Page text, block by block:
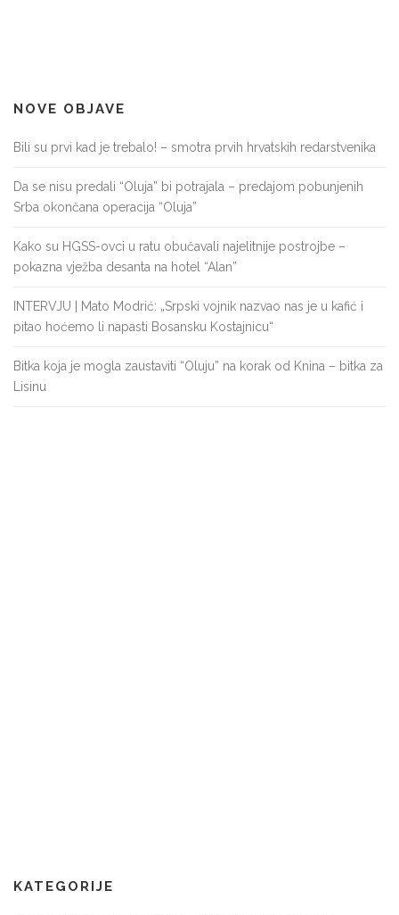
NOVE OBJAVE
Bili su prvi kad je trebalo! – smotra prvih hrvatskih redarstvenika
Da se nisu predali “Oluja” bi potrajala – predajom pobunjenih
Srba okončana operacija “Oluja”
Kako su HGSS-ovci u ratu obučavali najelitnije postrojbe –
pokazna vježba desanta na hotel “Alan”
INTERVJU | Mato Modrić: „Srpski vojnik nazvao nas je u kafić i
pitao hoćemo li napasti Bosansku Kostajnicu“
Bitka koja je mogla zaustaviti “Oluju” na korak od Knina – bitka za
Lisinu
KATEGORIJE